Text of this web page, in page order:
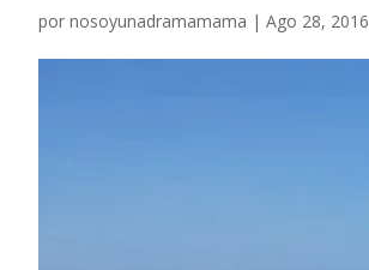
por nosoyunadramamama | Ago 28, 2016